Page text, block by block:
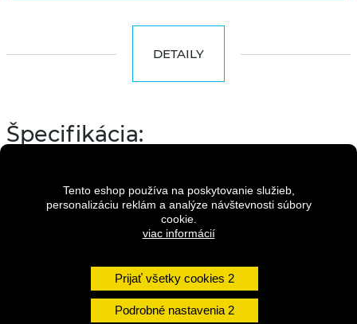
Tento eshop používa na poskytovanie služieb,
personalizáciu reklám a analýze návštevnosti súbory
cookie.
viac informácií
Prijať všetky cookies
Podrobné nastavenia
DETAILY
Špecifikácia:
Suntour M3010, 24"
Radenie
Shimano MFTZ 500/7,14-34
Lasco, 34T, 150mm